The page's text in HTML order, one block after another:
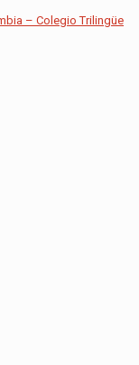
– Colegio Trilingüe